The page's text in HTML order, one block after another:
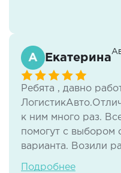
Екатерина
Ребята , давно
к ним много раз.
помогут с выбором
варианта. Возили
так и маленькие,всё
Подробнее